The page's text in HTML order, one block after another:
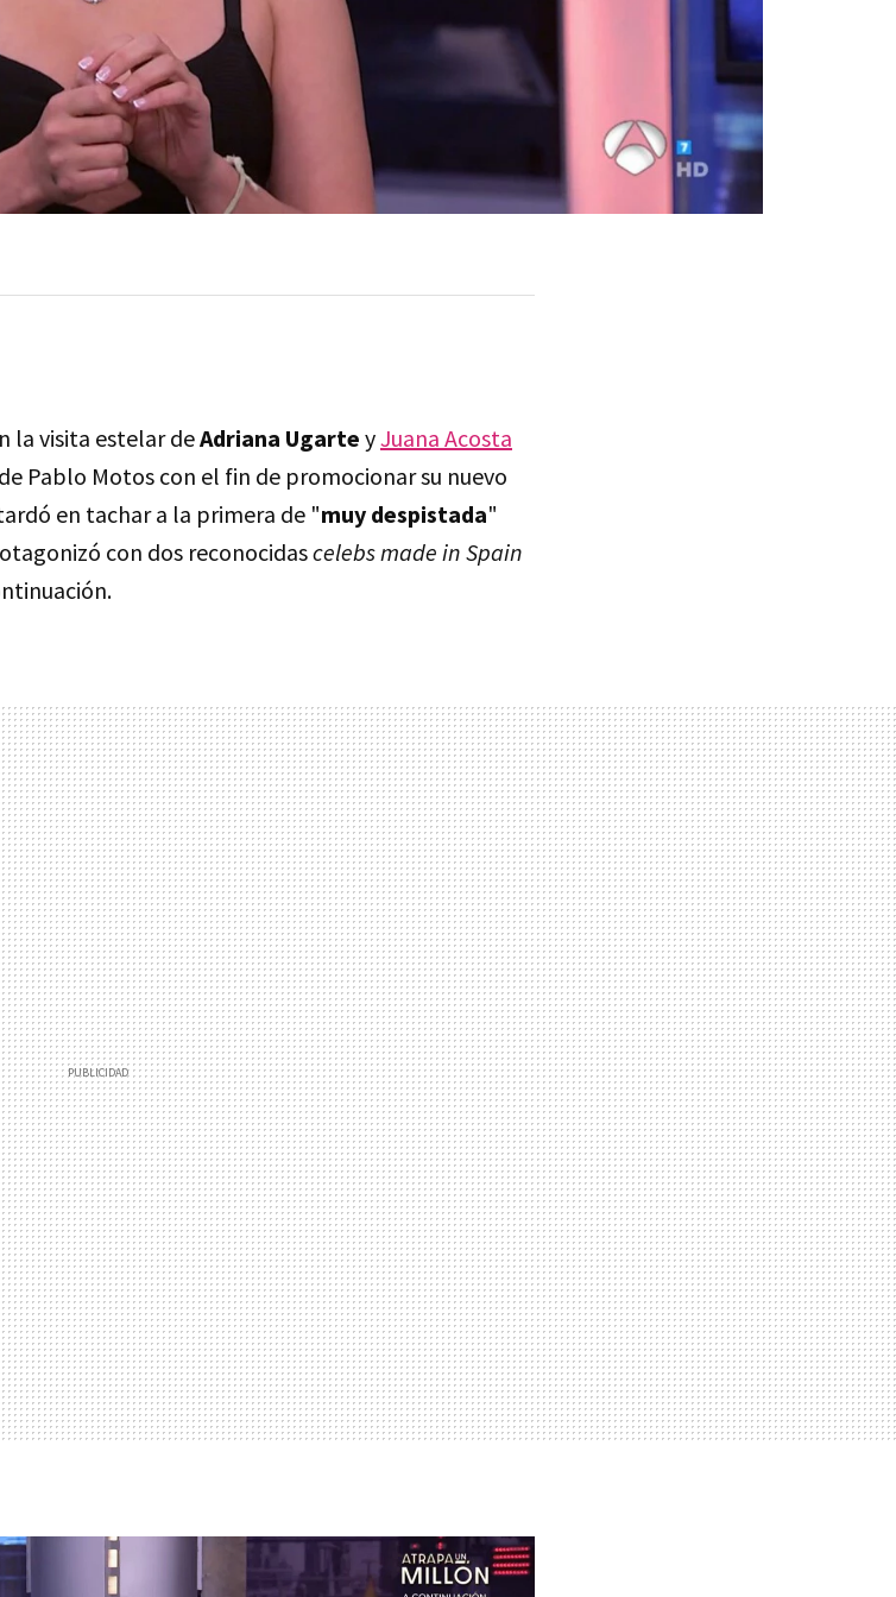
la visita estelar deAdriana Ugarte yJuana Acosta
Pablo Motos con el fin de promocionar su nuevo
en tachar a la primera de "muy despistada"
con dos reconocidascelebs made in Spain